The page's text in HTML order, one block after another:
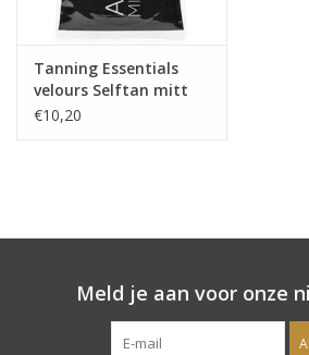
Promotie materiaal
Salon kleding
Trainingen
Tanning Essentials
velours Selftan mitt
€10,20
Meld je aan voor onze